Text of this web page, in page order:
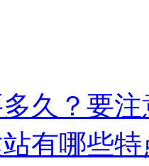
久？要
有哪些特